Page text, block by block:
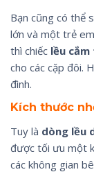
Bạn cũng có thể
lớn và một trẻ
thì chiếc lều
cho các cặp đôi.
đình.
Kích thước
Tuy là dòng lều
được tối ưu một
các không gian